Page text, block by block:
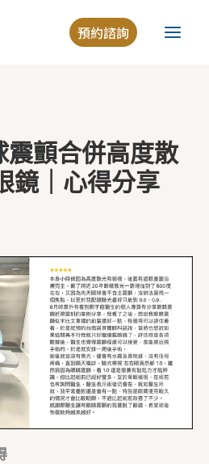
預約諮詢
震顫合併高度散
鏡｜心得分享